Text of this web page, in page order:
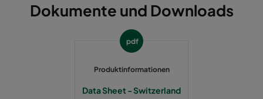
Dokumente und Downloads
pdf
Produktinformationen
Data Sheet - Switzerland